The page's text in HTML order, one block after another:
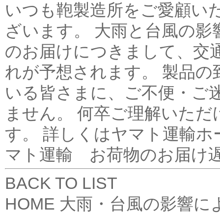
いつも鞄製造所をご愛顧い
ざいます。 大雨と台風の
のお届けにつきまして、交
れが予想されます。 製品
いる皆さまに、ご不便・ご
ません。 何卒ご理解いた
す。 詳しくはヤマト運輸
マト運輸 お荷物のお届け
BACK TO LIST
HOME 大雨・台風の影響に